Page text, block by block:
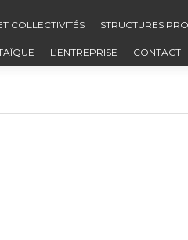
COLLECTIVITÉS STRUCTURES
L’ENTREPRISE CONTACT